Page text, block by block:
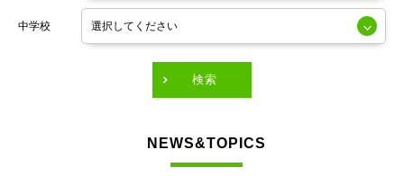
東京メトロ有楽町線
中学校
検索
NEWS&TOPICS